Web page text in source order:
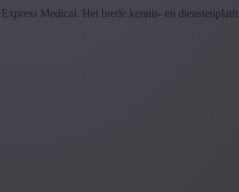
Medical. Het brede kennis- en